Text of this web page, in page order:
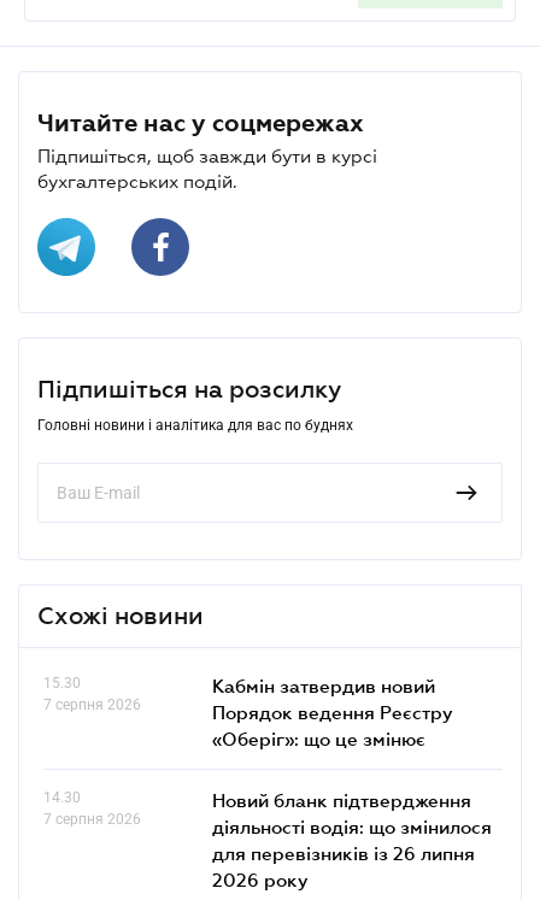
Читайте нас у соцмережах
Підпишіться, щоб завжди бути в курсі
бухгалтерських подій.
Підпишіться на розсилку
Головні новини і аналітика для вас по буднях
Схожі новини
15.30
7 серпня 2026
Кабмін затвердив новий
Порядок ведення Реєстру
«Оберіг»: що це змінює
14.30
7 серпня 2026
Новий бланк підтвердження
діяльності водія: що змінилося
для перевізників із 26 липня
2026 року